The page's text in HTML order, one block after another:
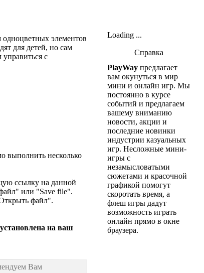
элементов
для детей, но сам
с
выполнить несколько
ссылку на данной
или "Save file".
файл".
на ваш
Вам
Loading ...
Справка
PlayWay предлагает
вам окунуться в мир
мини и онлайн игр. Мы
постоянно в курсе
событий и предлагаем
вашему вниманию
новости, акции и
последние новинки
индустрии казуальных
игр. Несложные мини-
игры с
незамысловатыми
сюжетами и красочной
графикой помогут
скоротать время, а
флеш игры дадут
возможность играть
онлайн прямо в окне
браузера.